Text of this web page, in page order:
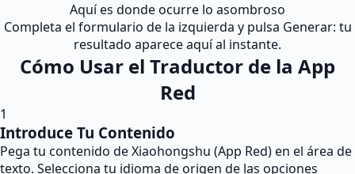
Aquí es donde ocurre lo asombroso
Completa el formulario de la izquierda y pulsa Generar: tu
resultado aparece aquí al instante.
Cómo Usar el Traductor de la App
Red
1
Introduce Tu Contenido
Pega tu contenido de Xiaohongshu (App Red) en el área de
texto. Selecciona tu idioma de origen de las opciones